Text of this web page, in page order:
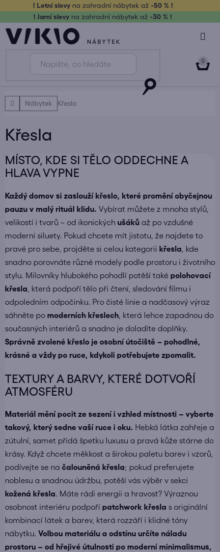
obsah
! Letní slevy na zahradní nábytek až-50 % !
! Jarní slevy na zahradní nábytek až -30 % !
DomůNábytek Křesla
Křesla
MÍSTO, KDE SI TĚLO ODDECHNE A
HLAVA VYPNE
Každý domov si zaslouží křeslo, které promění obyčejnou
pauzu v malý rituál klidu. Vybírat můžete z mnoha stylů,
velikostí i tvarů – od ikonických ušáků až po vzdušné
moderní siluety. Pokud chcete mít jistotu, že najdete to
pravé pro sebe, projděte si celou kategorii křesla , kde
snadno porovnáte různé modely podle prostoru i životního
stylu. Milovníky hlubokého pohodlí potěší také polohovací
křesla , která podpoří tělo při čtení, sledování filmu i
odpoledním odpočinku. Pro čisté linie a nadčasový výraz
sáhněte po moderních křeslech , která lehce zapadnou do
současných interiérů a snadno je doladíte doplňky.
Správně zvolené křeslo je osobní útočiště – pohodlné,
krásné a vždy po ruce, kdykoli potřebujete zpomalit.
TEXTURY A BARVY, KTERÉ DOTVOŘÍ
ATMOSFÉRU
Materiál mění pocit ze sezení i vzhled místnosti – vyberte
takový, který sedne vaší ruce i oku. Hebká látka zahřeje a
zútulní, samet přidá špetku luxusu a pravá kůže stárne do
krásy. Když chcete měkkost a širokou paletu barev i vzorů,
podívejte se na čalouněná křesla; pokud preferujete
noblesu a snadnou údržbu, potěší vás výběr v sekci
kožená křesla. Máte rádi energii a hravost? Výraznou
osobnost interiéru podpoří patchwork křesla s originální
kombinací látek a barev, která rozzáří i klidné tóny
nábytku. Volbou materiálu a odstínu určíte náladu
prostoru – od hřejivé útulnosti po moderní minimalismus,